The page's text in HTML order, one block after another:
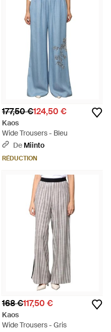
177,50 €124,50 €
Kaos
Wide Trousers - Bleu
De Miinto
RÉDUCTION
168 €117,50 €
Kaos
Wide Trousers - Gris